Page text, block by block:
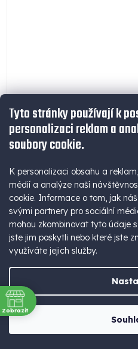
Tyto stránky používají k
personalizaci reklam a
soubory cookie.
K personalizaci obsahu a
médií a analýze naší
cookie. Informace o tom, jak
svými partnery pro sociální
mohou zkombinovat tyto údaje
jste jim poskytli nebo které jste
využíváte jejich služby.
Síťový adaptér
Zásuvka | Rozbočovač | 5 výstupů |
404 Kč bez DPH
489 Kč
489 Kč / 1 ks
Síťový adaptér • zásuvka •
x AC výstup (230V)...
Zobrazit